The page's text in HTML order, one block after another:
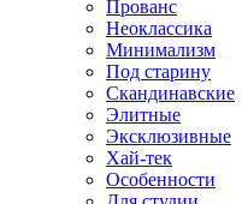
Прованс
Неоклассика
Минимализм
Под старину
Скандинавские
Элитные
Эксклюзивные
Хай-тек
Особенности